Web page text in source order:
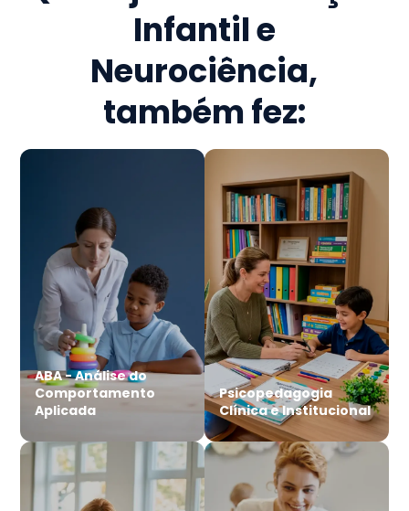
Infantil e
Neurociência,
também fez:
ABA - Análise do
Comportamento
Aplicada
Psicopedagogia
Clínica e Institucional